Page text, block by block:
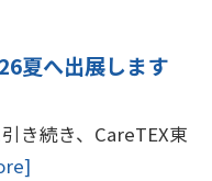
夏へ出展します
き続き、CareTEX東